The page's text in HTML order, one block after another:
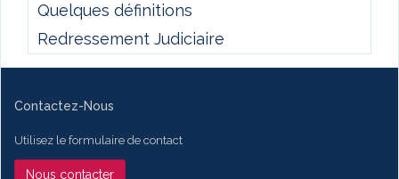
Quelques définitions
Redressement Judiciaire
Contactez-Nous
Utilisez le formulaire de contact
Nous contacter